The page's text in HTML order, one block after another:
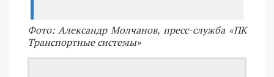
Фото: Александр Молчанов, пресс-служба «ПК
Транспортные системы»